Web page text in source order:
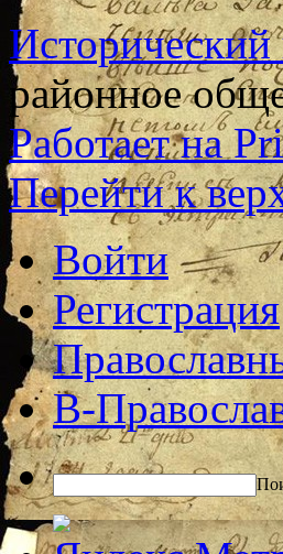
Исторический
районное
Работает на
Перейти к
Войти
Регистрация
В-